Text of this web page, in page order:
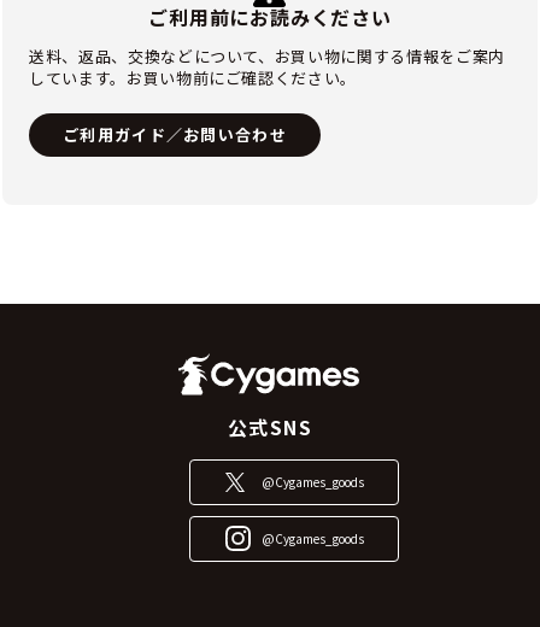
ご利用前にお読みください
送料、返品、交換などについて、お買い物に関する情報をご案内
しています。お買い物前にご確認ください。
ご利用ガイド／お問い合わせ
公式SNS
@Cygames_goods
@Cygames_goods